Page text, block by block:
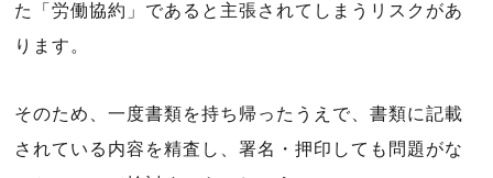
た「労働協約」であると主張されてしまうリスクがあ
ります。
そのため、一度書類を持ち帰ったうえで、書類に記載
されている内容を精査し、署名・押印しても問題がな